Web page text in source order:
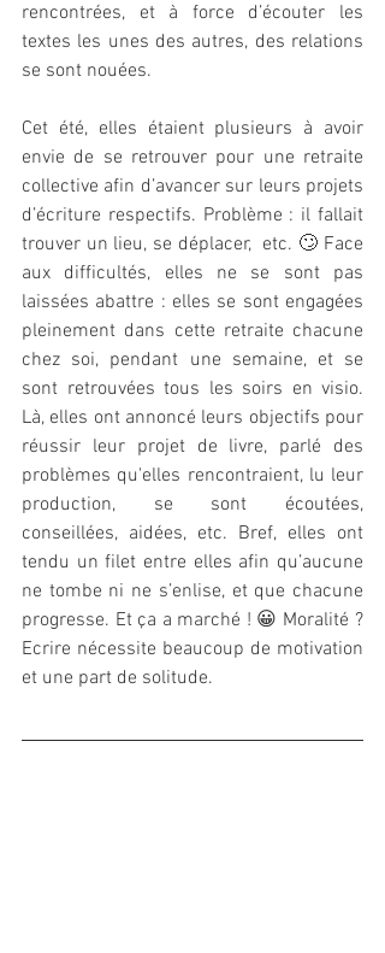
rencontrées, et à force d’écouter les
textes les unes des autres, des relations
se sont nouées.
Cet été, elles étaient plusieurs à avoir
envie de se retrouver pour une retraite
collective afin d’avancer sur leurs projets
d’écriture respectifs. Problème : il fallait
trouver un lieu, se déplacer,  etc. 🙄 Face
aux difficultés, elles ne se sont pas
laissées abattre : elles se sont engagées
pleinement dans cette retraite chacune
chez soi, pendant une semaine, et se
sont retrouvées tous les soirs en visio.
Là, elles ont annoncé leurs objectifs pour
réussir leur projet de livre, parlé des
problèmes qu'elles rencontraient, lu leur
production, se sont écoutées,
conseillées, aidées, etc. Bref, elles ont
tendu un filet entre elles afin qu’aucune
ne tombe ni ne s’enlise, et que chacune
progresse. Et ça a marché ! 😀 Moralité ?
Ecrire nécessite beaucoup de motivation
et une part de solitude.